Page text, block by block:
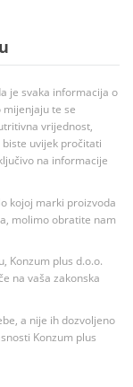
je svaka informacija o
te se
vrijednost,
uvijek pročitati
na informacije
kojoj marki proizvoda
molimo obratite nam
Konzum plus d.o.o.
na vaša zakonska
a nije ih dozvoljeno
Konzum plus